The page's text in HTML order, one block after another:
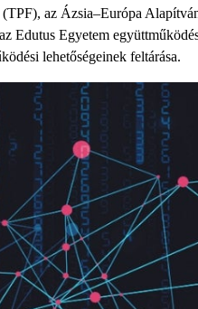
az Ázsia–Európa
Egyetem
lehetőségeinek feltárása.